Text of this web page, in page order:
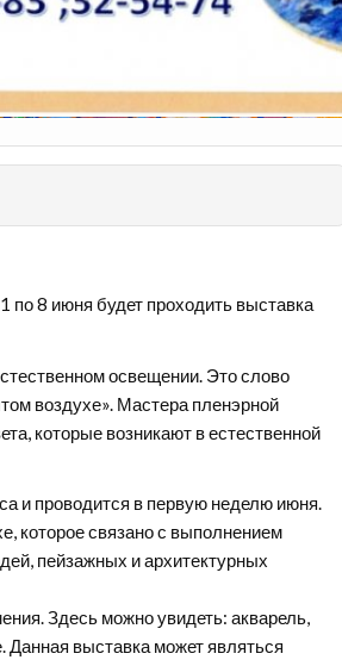
по 8 июня будет проходить выставка
освещении. Это слово
воздухе». Мастера пленэрной
которые возникают в естественной
и проводится в первую неделю июня.
которое связано с выполнением
пейзажных и архитектурных
Здесь можно увидеть: акварель,
Данная выставка может являться